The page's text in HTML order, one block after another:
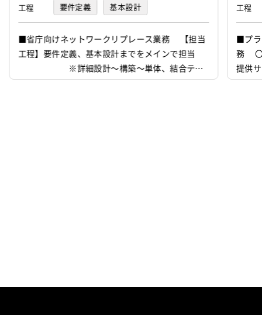
工程 要件定義 基本設計
■省庁向けネットワークリプレース業務 【担当
工程】要件定義、基本設計までをメインで担当
※詳細設計～構築～単体、結合テス
ト等は他チームで対応 ○省庁向けのインフラ基
工程
■プラ
務 〇
提供